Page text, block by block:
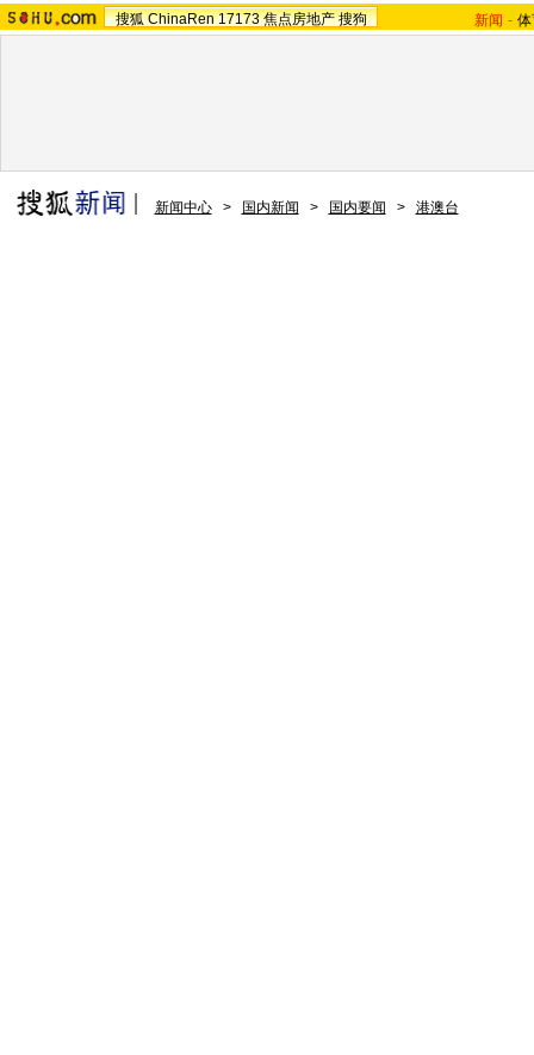
搜狐 ChinaRen 17173 焦点房地产 搜狗 新闻 -
新闻中心 > 国内新闻 > 国内要闻 > 港澳台